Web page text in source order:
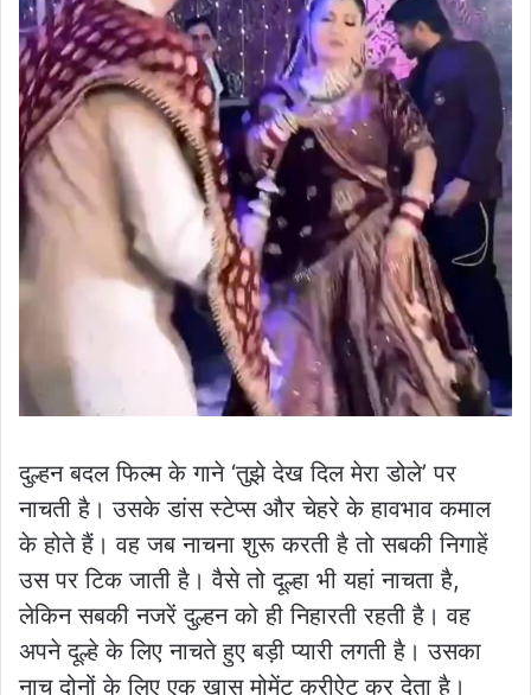
दुल्हन बदल फिल्म के गाने ‘तुझे देख दिल मेरा डोले’ पर
नाचती है। उसके डांस स्टेप्स और चेहरे के हावभाव कमाल
के होते हैं। वह जब नाचना शुरू करती है तो सबकी निगाहें
उस पर टिक जाती है। वैसे तो दूल्हा भी यहां नाचता है,
लेकिन सबकी नजरें दुल्हन को ही निहारती रहती है। वह
अपने दूल्हे के लिए नाचते हुए बड़ी प्यारी लगती है। उसका
नाच दोनों के लिए एक खास मोमेंट क्रीऐट कर देता है।